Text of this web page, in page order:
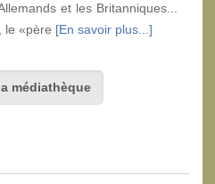
et les Britanniques...
le «père [En savoir plus...]
médiathèque